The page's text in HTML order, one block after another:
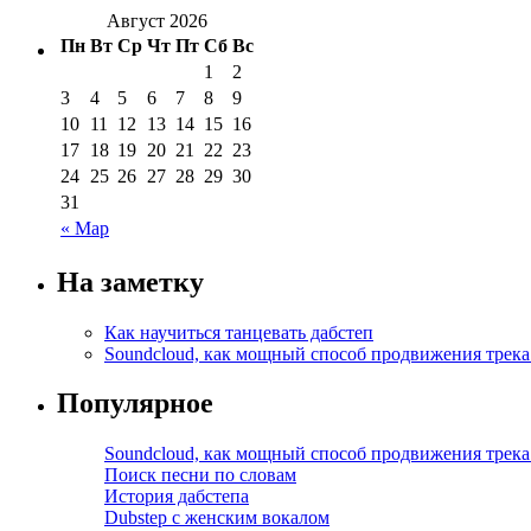
Август 2026
Пн Вт Ср Чт Пт Сб Вс
« Мар
1
2
3
4 5 6 7 8
9
10 11 12 13 14 15 16
17 18 19 20 21 22 23
24 25 26 27 28 29 30
31
На заметку
Как научиться танцевать дабстеп
Soundcloud, как мощный способ продвижения
Популярное
Soundcloud, как мощный способ продвижения
Поиск песни по словам
История дабстепа
Dubstep с женским вокалом